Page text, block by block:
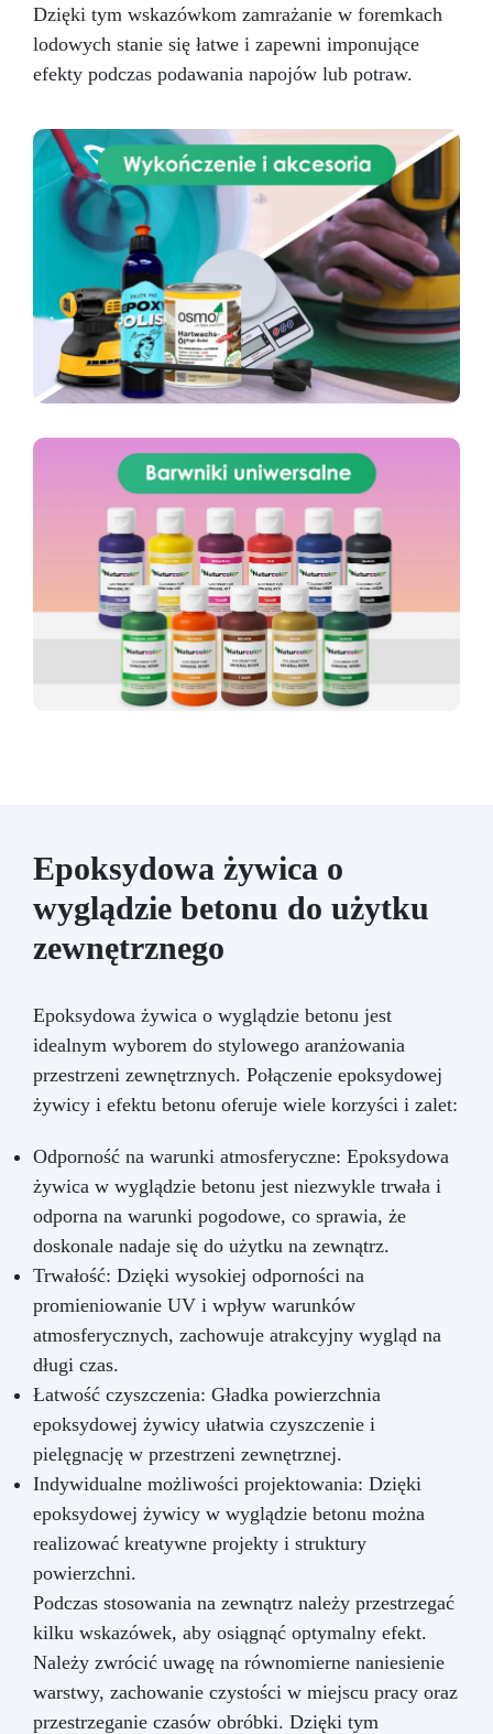
Dzięki tym wskazówkom zamrażanie w foremkach
lodowych stanie się łatwe i zapewni imponujące
efekty podczas podawania napojów lub potraw.
Epoksydowa żywica o
wyglądzie betonu do użytku
zewnętrznego
Epoksydowa żywica o wyglądzie betonu jest
idealnym wyborem do stylowego aranżowania
przestrzeni zewnętrznych. Połączenie epoksydowej
żywicy i efektu betonu oferuje wiele korzyści i zalet:
Odporność na warunki atmosferyczne: Epoksydowa
żywica w wyglądzie betonu jest niezwykle trwała i
odporna na warunki pogodowe, co sprawia, że
doskonale nadaje się do użytku na zewnątrz.
Trwałość: Dzięki wysokiej odporności na
promieniowanie UV i wpływ warunków
atmosferycznych, zachowuje atrakcyjny wygląd na
długi czas.
Łatwość czyszczenia: Gładka powierzchnia
epoksydowej żywicy ułatwia czyszczenie i
pielęgnację w przestrzeni zewnętrznej.
Indywidualne możliwości projektowania: Dzięki
epoksydowej żywicy w wyglądzie betonu można
realizować kreatywne projekty i struktury
powierzchni.
Podczas stosowania na zewnątrz należy przestrzegać
kilku wskazówek, aby osiągnąć optymalny efekt.
Należy zwrócić uwagę na równomierne naniesienie
warstwy, zachowanie czystości w miejscu pracy oraz
przestrzeganie czasów obróbki. Dzięki tym